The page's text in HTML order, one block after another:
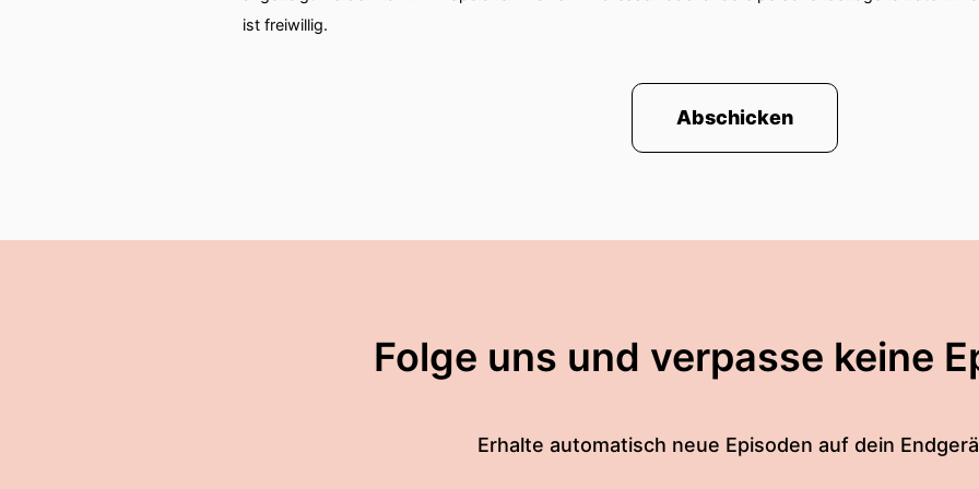
00:01:46: Wo mein, was muss man sagen, Sam Steuerwald spielt sehr viel in
ist freiwillig.
Abschicken
Folge uns und verpasse keine
Erhalte automatisch neue Episoden auf dein